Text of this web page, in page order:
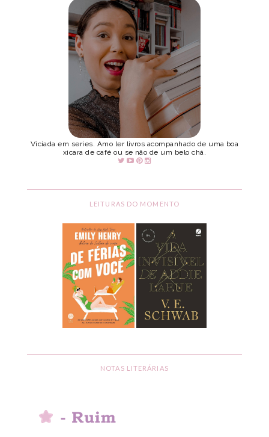
Viciada em series. Amo ler livros acompanhado de uma boa
xicara de café ou se não de um belo chá.
LEITURAS DO MOMENTO
NOTAS LITERÁRIAS